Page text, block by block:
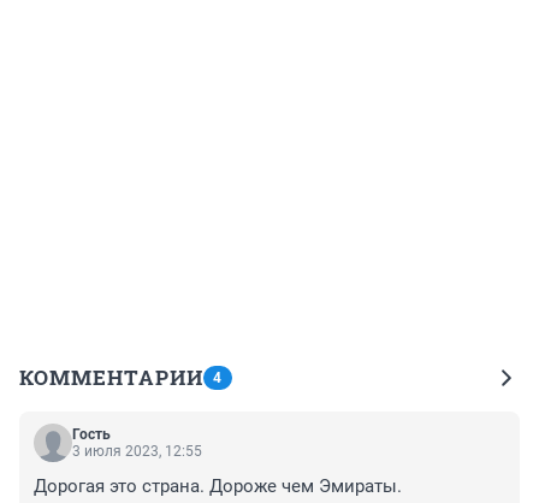
КОММЕНТАРИИ 4
Гость
3 июля 2023, 12:55
Дорогая это страна. Дороже чем Эмираты.